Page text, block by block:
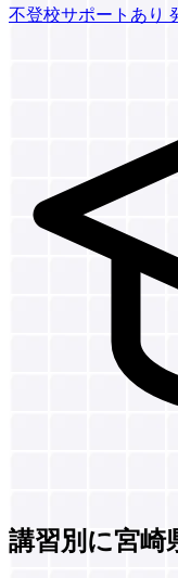
不登校サポートあり
講習別に宮崎